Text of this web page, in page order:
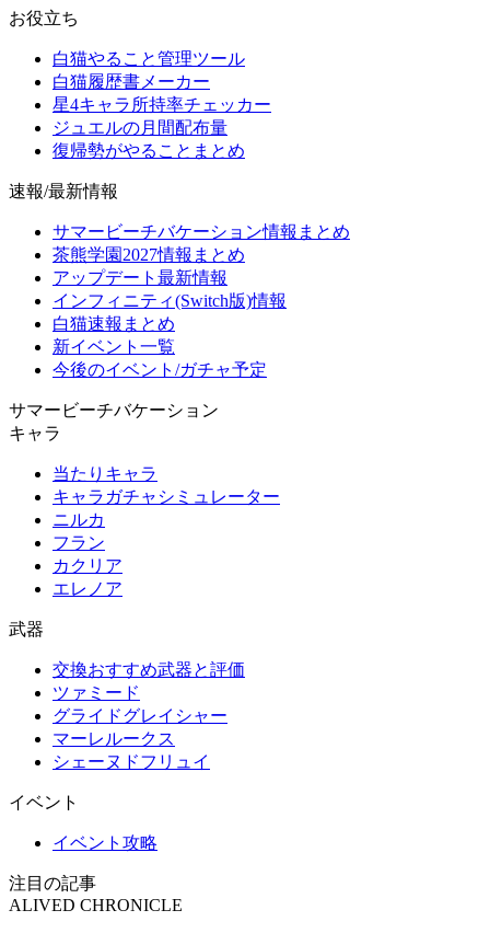
お役立ち
白猫やること管理ツール
白猫履歴書メーカー
星4キャラ所持率チェッカー
ジュエルの月間配布量
復帰勢がやることまとめ
速報/最新情報
サマービーチバケーション情報まとめ
茶熊学園2027情報まとめ
アップデート最新情報
インフィニティ(Switch版)情報
白猫速報まとめ
新イベント一覧
今後のイベント/ガチャ予定
サマービーチバケーション
キャラ
当たりキャラ
キャラガチャシミュレーター
ニルカ
フラン
カクリア
エレノア
武器
交換おすすめ武器と評価
ツァミード
グライドグレイシャー
マーレルークス
シェーヌドフリュイ
イベント
イベント攻略
注目の記事
ALIVED CHRONICLE